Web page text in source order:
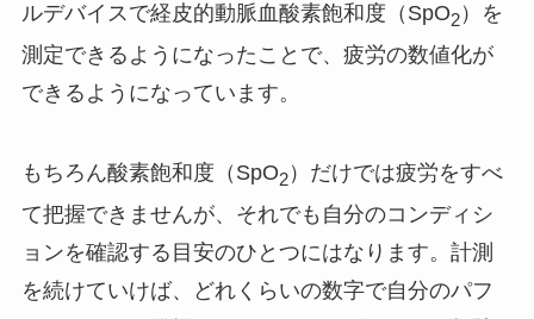
ルデバイスで経皮的動脈血酸素飽和度（SpO2）を
測定できるようになったことで、疲労の数値化が
できるようになっています。
もちろん酸素飽和度（SpO2）だけでは疲労をすべ
て把握できませんが、それでも自分のコンディシ
ョンを確認する目安のひとつにはなります。計測
を続けていけば、どれくらいの数字で自分のパフ